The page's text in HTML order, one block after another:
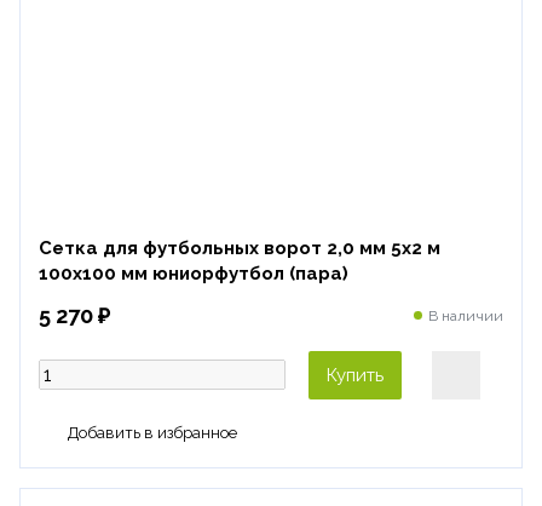
Сетка для футбольных ворот 2,0 мм 5х2 м
100х100 мм юниорфутбол (пара)
5 270 ₽ В наличии
Купить